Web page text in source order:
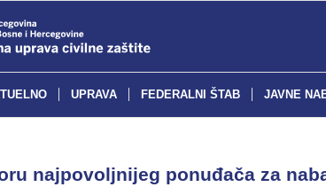
UPRAVA FEDERALNI ŠTAB JAVNE
najpovoljnijeg ponuđača za